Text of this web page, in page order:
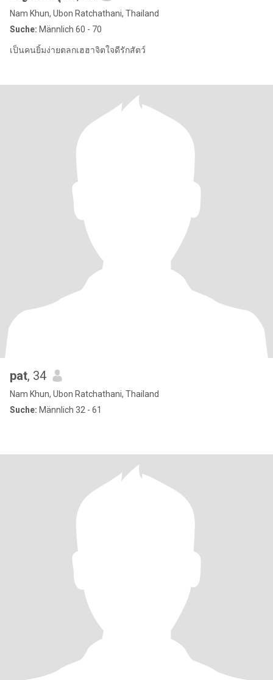
Nam Khun, Ubon Ratchathani, Thailand
Suche: Männlich 60 - 70
เป็นคนยิ้มง่ายตลกเฮฮาจิตใจดีรักสัตว์
pat, 34
Nam Khun, Ubon Ratchathani, Thailand
Suche: Männlich 32 - 61